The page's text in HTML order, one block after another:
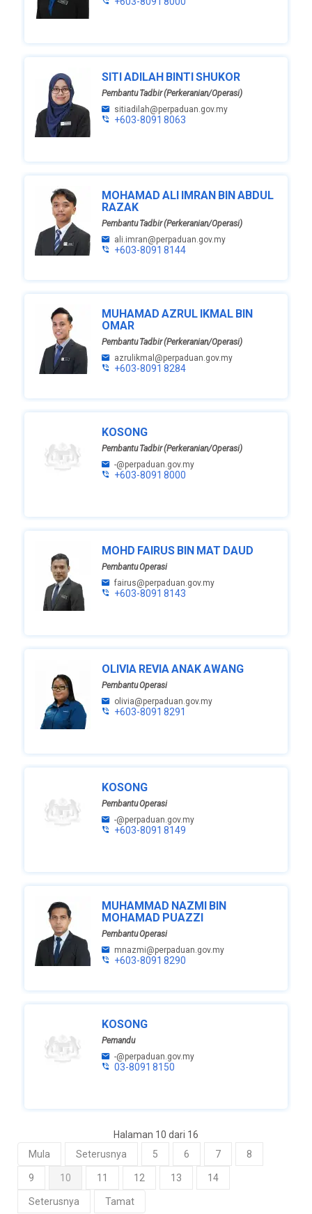
SITI ADILAH BINTI SHUKOR
Pembantu Tadbir (Perkeranian/Operasi)
sitiadilah@perpaduan.gov.my
+603-8091 8063
MOHAMAD ALI IMRAN BIN ABDUL
RAZAK
Pembantu Tadbir (Perkeranian/Operasi)
ali.imran@perpaduan.gov.my
+603-8091 8144
MUHAMAD AZRUL IKMAL BIN
OMAR
Pembantu Tadbir (Perkeranian/Operasi)
azrulikmal@perpaduan.gov.my
+603-8091 8284
KOSONG
Pembantu Tadbir (Perkeranian/Operasi)
-@perpaduan.gov.my
+603-8091 8000
MOHD FAIRUS BIN MAT DAUD
Pembantu Operasi
fairus@perpaduan.gov.my
+603-8091 8143
OLIVIA REVIA ANAK AWANG
Pembantu Operasi
olivia@perpaduan.gov.my
+603-8091 8291
KOSONG
Pembantu Operasi
-@perpaduan.gov.my
+603-8091 8149
MUHAMMAD NAZMI BIN
MOHAMAD PUAZZI
Pembantu Operasi
mnazmi@perpaduan.gov.my
+603-8091 8290
KOSONG
Pemandu
-@perpaduan.gov.my
03-8091 8150
Halaman 10 dari 16
Mula
Seterusnya 5 6 7 8
9 10 11 12 13 14
Seterusnya Tamat